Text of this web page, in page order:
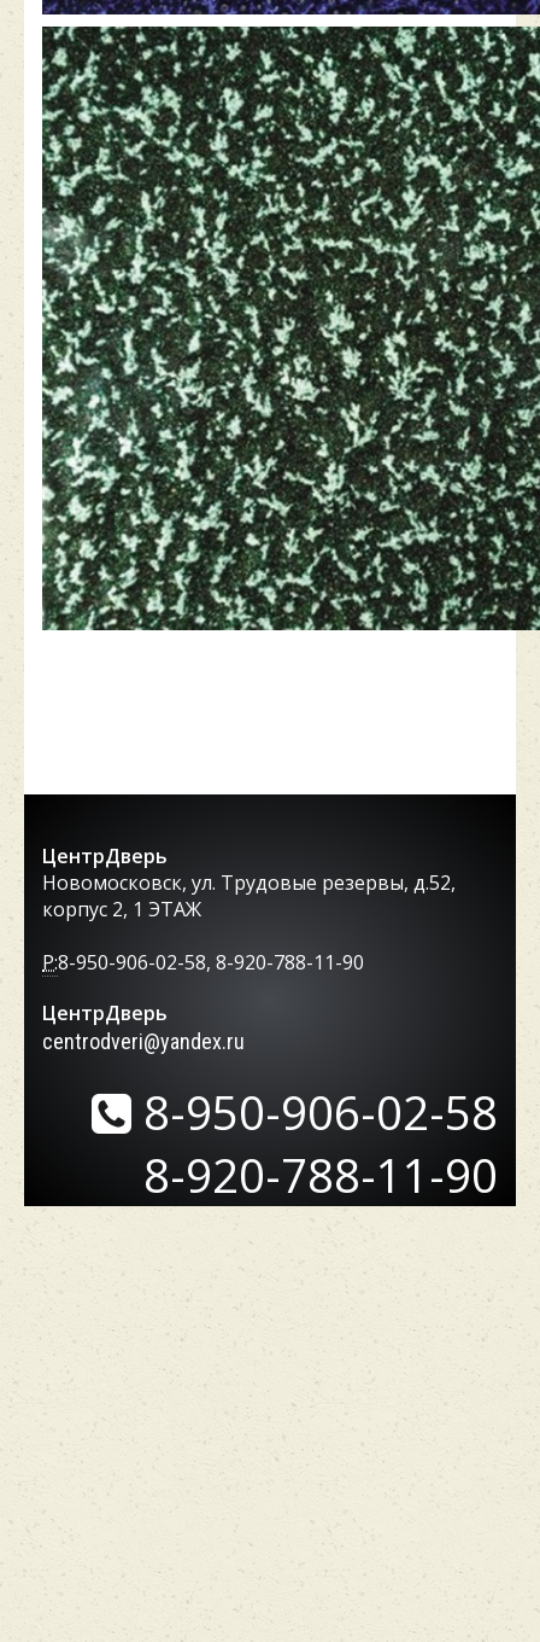
ЦентрДверь
Новомосковск, ул. Трудовые резервы, д.52,
корпус 2, 1 ЭТАЖ
P:8-950-906-02-58, 8-920-788-11-90
ЦентрДверь
centrodveri@yandex.ru
8-950-906-02-58
8-920-788-11-90